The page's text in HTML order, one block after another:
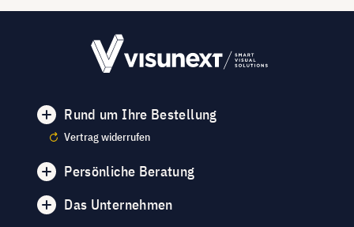
Rund um Ihre Bestellung
Vertrag widerrufen
Persönliche Beratung
Das Unternehmen